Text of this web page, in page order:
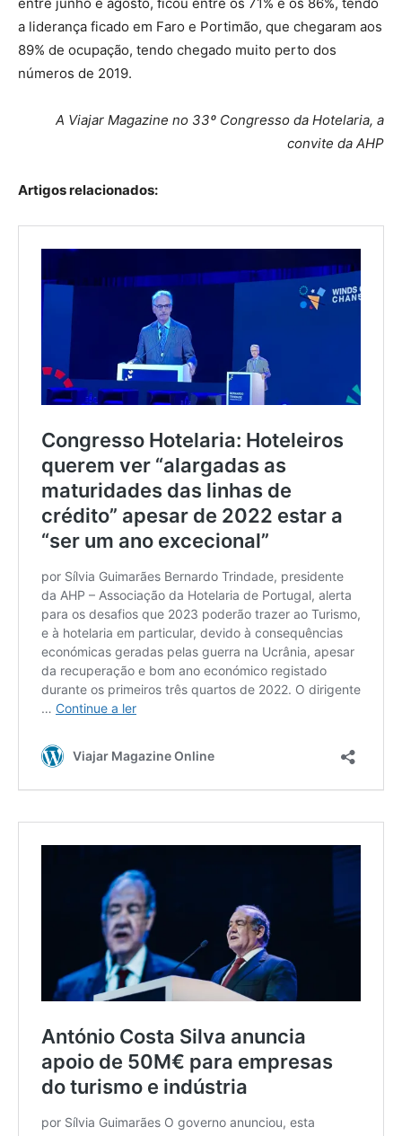
a liderança ficado em Faro e Portimão, que chegaram aos
89% de ocupação, tendo chegado muito perto dos
números de 2019.
A Viajar Magazine no 33º Congresso da Hotelaria, a
convite da AHP
Artigos relacionados: